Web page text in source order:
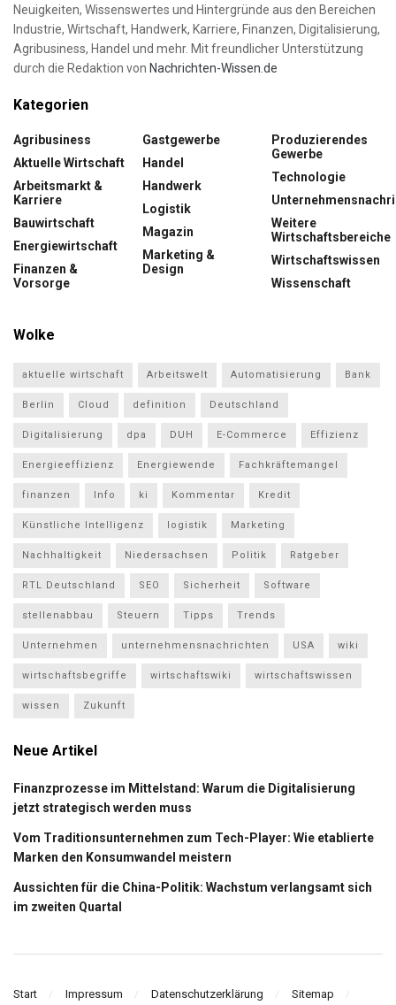
Neuigkeiten, Wissenswertes und Hintergründe aus den Bereichen
Industrie, Wirtschaft, Handwerk, Karriere, Finanzen, Digitalisierung,
Agribusiness, Handel und mehr. Mit freundlicher Unterstützung
durch die Redaktion von Nachrichten-Wissen.de
Kategorien
Agribusiness
Aktuelle Wirtschaft
Arbeitsmarkt &
Karriere
Bauwirtschaft
Energiewirtschaft
Finanzen &
Vorsorge
Gastgewerbe
Handel
Handwerk
Logistik
Magazin
Marketing &
Design
Produzierendes
Gewerbe
Technologie
Weitere
Wirtschaftsbereiche
Wirtschaftswissen
Wissenschaft
Wolke
aktuelle wirtschaft Arbeitswelt Automatisierung Bank
Berlin Cloud definition Deutschland
Digitalisierung dpa DUH E-Commerce Effizienz
Energieeffizienz Energiewende Fachkräftemangel
finanzen Info ki Kommentar Kredit
Künstliche Intelligenz logistik Marketing
Nachhaltigkeit Niedersachsen Politik Ratgeber
RTL Deutschland SEO Sicherheit Software
stellenabbau Steuern Tipps Trends
Unternehmen unternehmensnachrichten USA wiki
wirtschaftsbegriffe wirtschaftswiki wirtschaftswissen
wissen Zukunft
Neue Artikel
Finanzprozesse im Mittelstand: Warum die Digitalisierung
jetzt strategisch werden muss
Vom Traditionsunternehmen zum Tech-Player: Wie etablierte
Marken den Konsumwandel meistern
Aussichten für die China-Politik: Wachstum verlangsamt sich
im zweiten Quartal
Start Impressum Datenschutzerklärung Sitemap